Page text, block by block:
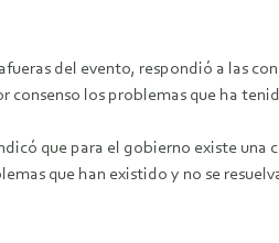
del evento, respondió a las
consenso los problemas que ha
que para el gobierno existe una
que han existido y no se